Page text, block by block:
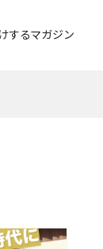
するマガジン